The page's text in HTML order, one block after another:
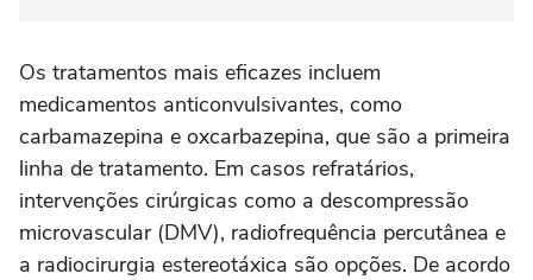
Os tratamentos mais eficazes incluem
medicamentos anticonvulsivantes, como
carbamazepina e oxcarbazepina, que são a primeira
linha de tratamento. Em casos refratários,
intervenções cirúrgicas como a descompressão
microvascular (DMV), radiofrequência percutânea e
a radiocirurgia estereotáxica são opções. De acordo